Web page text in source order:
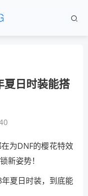
日时装能搭
为DNF的樱花特效
新姿势！
夏日时装，到底能